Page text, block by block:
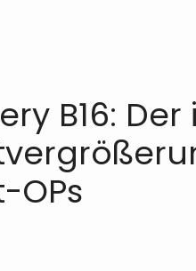
5 SternenB16:
OPs